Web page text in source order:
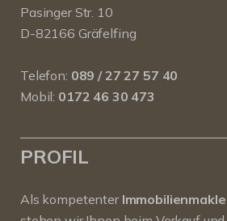
Pasinger Str. 10
D-82166 Gräfelfing
Telefon: 089 / 27 27 57 40
Mobil: 0172 46 30 473
PROFIL
Als kompetenter